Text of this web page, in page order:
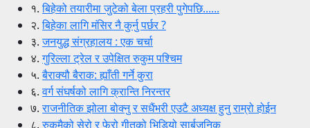
१.बिहेको तयारीमा जुटेको बेला प्रहरी पुगेपछि......
२.बिहेका लागि मंसिर नै कुर्नु पर्छर ?
३.जनयुद्ध संग्रहालय : एक चर्चा
४.गुरिल्ला ट्रेल र उपेक्षित रुकुम पश्चिम
५.बैराक्यौ बैराक: ह्याँती गर्ने कुरा
६.वर्ग संघर्षको लागि क्रान्ति निरन्तर
७.राजनीतिक झोला बोक्नु र सधैंभरी एउटै अध्यक्ष हुनु राम्रो होईन
८.रुकुमैको सेरो र फेरो गीतको भिडियो सार्बजनिक